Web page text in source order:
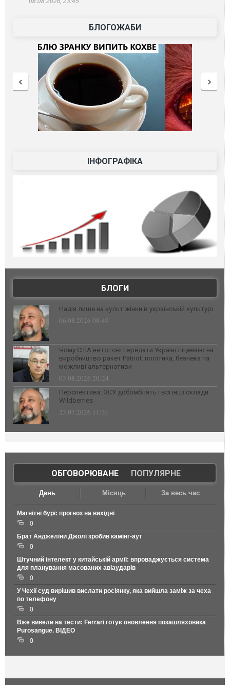
БЛОГОЖАБИ
ІНФОГРАФІКА
БЛОГИ
Надія лише на культ жінки в українській культурі
06.08.2026 08:49
Чому США не готові передати Україні ліцензію на
виробництво ракет Patriot: політика, безпека та
можливі альтернативи
03.08.2026 20:24
Перспектива: ЗСУ добомблять і всі інші склади
Wildberries
23.07.2026 11:31
ОБГОВОРЮВАНЕ| ПОПУЛЯРНЕ
День Місяць За весь час
Магнітні бурі: прогноз на вихідні
0
Брат Анджеліни Джолі зробив камінг-аут
0
Штучний інтелект у китайській армії: впроваджується система
для планування масованих авіаударів
0
У Чехії суд вирішив вислати росіянку, яка вийшла заміж за чеха
по телефону
0
Вже вивели на тести: Ferrari готує оновлення позашляховика
Purosangue. ВІДЕО
0